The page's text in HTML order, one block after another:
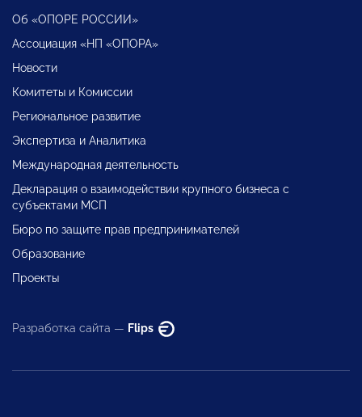
Об «ОПОРЕ РОССИИ»
Ассоциация «НП «ОПОРА»
Новости
Комитеты и Комиссии
Региональное развитие
Экспертиза и Аналитика
Международная деятельность
Декларация о взаимодействии крупного бизнеса с
субъектами МСП
Бюро по защите прав предпринимателей
Образование
Проекты
Разработка сайта — Flips